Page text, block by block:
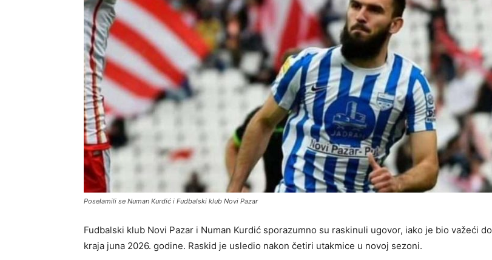
Poselamili se Numan Kurdić i Fudbalski klub Novi Pazar
Fudbalski klub Novi Pazar i Numan Kurdić sporazumno su raskinuli ugovor, iako je bio važeći do
kraja juna 2026. godine. Raskid je usledio nakon četiri utakmice u novoj sezoni.